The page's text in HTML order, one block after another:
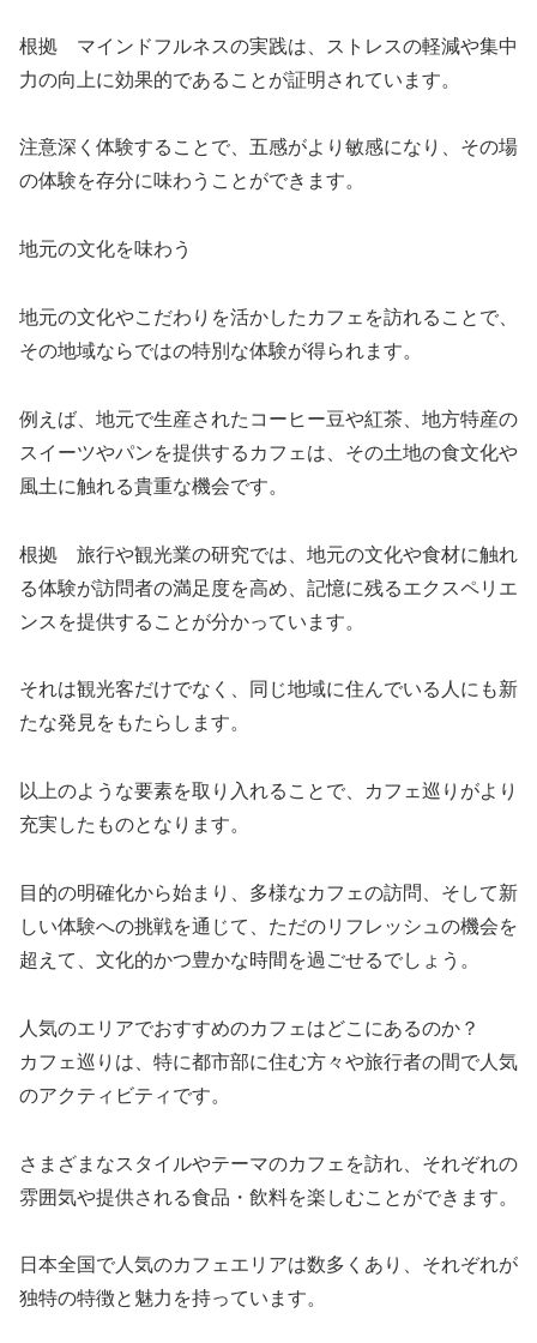
根拠 マインドフルネスの実践は、ストレスの軽減や集中
力の向上に効果的であることが証明されています。
注意深く体験することで、五感がより敏感になり、その場
の体験を存分に味わうことができます。
地元の文化を味わう
地元の文化やこだわりを活かしたカフェを訪れることで、
その地域ならではの特別な体験が得られます。
例えば、地元で生産されたコーヒー豆や紅茶、地方特産の
スイーツやパンを提供するカフェは、その土地の食文化や
風土に触れる貴重な機会です。
根拠 旅行や観光業の研究では、地元の文化や食材に触れ
る体験が訪問者の満足度を高め、記憶に残るエクスペリエ
ンスを提供することが分かっています。
それは観光客だけでなく、同じ地域に住んでいる人にも新
たな発見をもたらします。
以上のような要素を取り入れることで、カフェ巡りがより
充実したものとなります。
目的の明確化から始まり、多様なカフェの訪問、そして新
しい体験への挑戦を通じて、ただのリフレッシュの機会を
超えて、文化的かつ豊かな時間を過ごせるでしょう。
人気のエリアでおすすめのカフェはどこにあるのか？
カフェ巡りは、特に都市部に住む方々や旅行者の間で人気
のアクティビティです。
さまざまなスタイルやテーマのカフェを訪れ、それぞれの
雰囲気や提供される食品・飲料を楽しむことができます。
日本全国で人気のカフェエリアは数多くあり、それぞれが
独特の特徴と魅力を持っています。